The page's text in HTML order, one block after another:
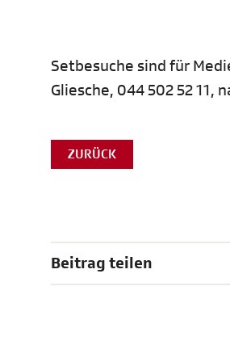
Setbesuche sind für
Gliesche, 044 502 52 11,
ZURÜCK
Beitrag teilen